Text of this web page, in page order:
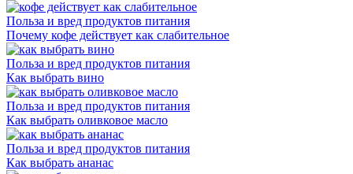
Польза и вред продуктов питания
Почему кофе действует как слабительное
Польза и вред продуктов питания
Как выбрать вино
Польза и вред продуктов питания
Как выбрать оливковое масло
Польза и вред продуктов питания
Как выбрать ананас